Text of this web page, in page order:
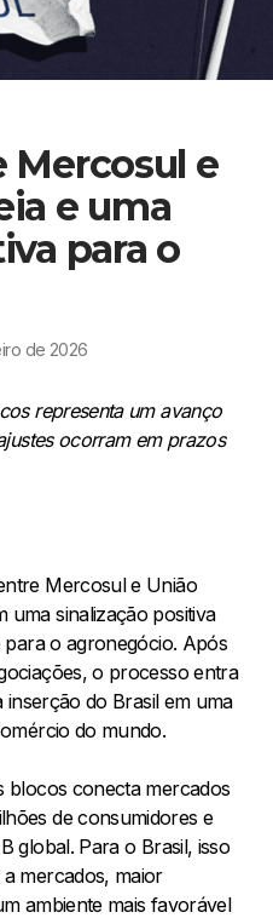
e
e uma
para o
de 2026
representa um avanço
ocorram em prazos
Mercosul e União
uma sinalização positiva
o agronegócio. Após
o processo entra
do Brasil em uma
do mundo.
blocos conecta mercados
de consumidores e
global. Para o Brasil, isso
mercados, maior
ambiente mais favorável